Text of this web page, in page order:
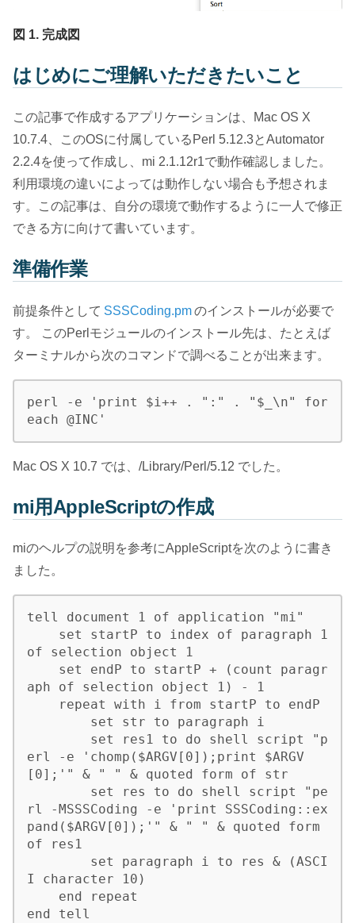
図 1. 完成図
はじめにご理解いただきたいこと
この記事で作成するアプリケーションは、Mac OS X
10.7.4、このOSに付属しているPerl 5.12.3とAutomator
2.2.4を使って作成し、mi 2.1.12r1で動作確認しました。
利用環境の違いによっては動作しない場合も予想されま
す。この記事は、自分の環境で動作するように一人で修正
できる方に向けて書いています。
準備作業
前提条件として SSSCoding.pmのインストールが必要で
す。 このPerlモジュールのインストール先は、たとえば
ターミナルから次のコマンドで調べることが出来ます。
perl -e 'print $i++ . ":" . "$_\n" for
each @INC'
Mac OS X 10.7 では、/Library/Perl/5.12 でした。
mi用AppleScriptの作成
miのヘルプの説明を参考にAppleScriptを次のように書き
ました。
tell document 1 of application "mi"
of selection object 1
aph of selection object 1) - 1
erl -e 'chomp($ARGV[0]);print $ARGV
[0];'" & " " & quoted form of str
rl -MSSSCoding -e 'print SSSCoding::ex
pand($ARGV[0]);'" & " " & quoted form
of res1
I character 10)
end tell